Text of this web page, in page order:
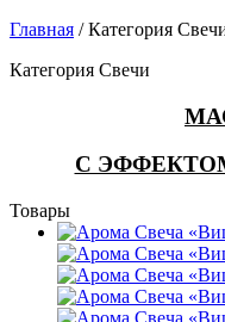
Главная / Категория
Категория Свечи
С
Товары